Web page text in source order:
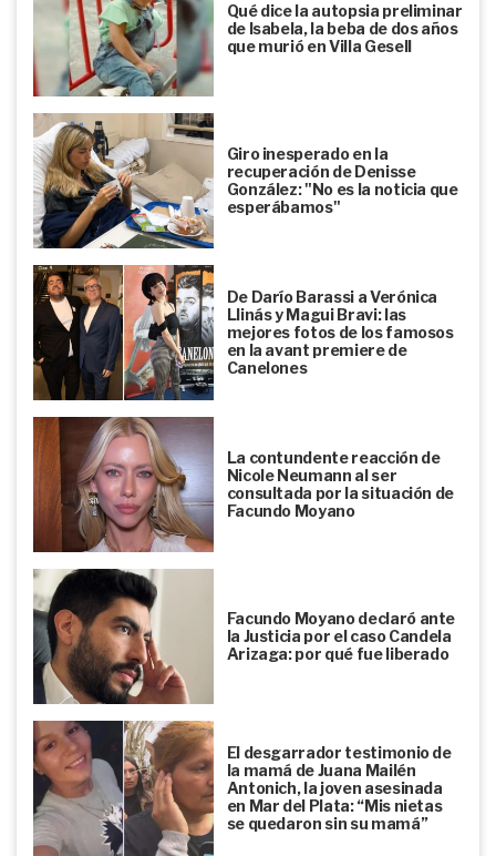
Qué dice la autopsia preliminar
de Isabela, la beba de dos años
que murió en Villa Gesell
Giro inesperado en la
recuperación de Denisse
González: "No es la noticia que
esperábamos"
De Darío Barassi a Verónica
Llinás y Magui Bravi: las
mejores fotos de los famosos
en la avant premiere de
Canelones
La contundente reacción de
Nicole Neumann al ser
consultada por la situación de
Facundo Moyano
Facundo Moyano declaró ante
la Justicia por el caso Candela
Arizaga: por qué fue liberado
El desgarrador testimonio de
la mamá de Juana Mailén
Antonich, la joven asesinada
en Mar del Plata: “Mis nietas
se quedaron sin su mamá”